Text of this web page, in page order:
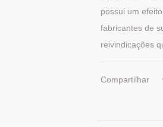
possui um
fabricantes de
reivindicações
Compartilhar